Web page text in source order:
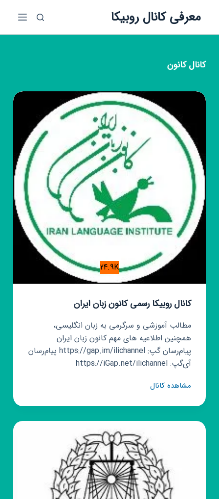
ش
معرفی کانال روبیکا
کانالکانون
24.9K
کانال روبیکا رسمی کانون زبان ایران
مطالب آموزشی و سرگرمی به زبان انگلیسی،
همچنین اطلاعیه های مهم کانون زبان ایران
پیام‌رسان گپ: https://gap.im/ilichannel پیام‌رسان
آی‌گپ: https://iGap.net/ilichannel
مشاهده کانالکانال
رسمی
کانون
زبان
ایران